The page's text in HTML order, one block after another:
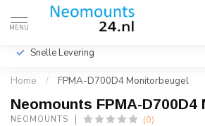
MENU
Snelle Levering
Home / FPMA-D700D4 Monitorbeugel
Neomounts FPMA-D700D4
NEOMOUNTS (0)